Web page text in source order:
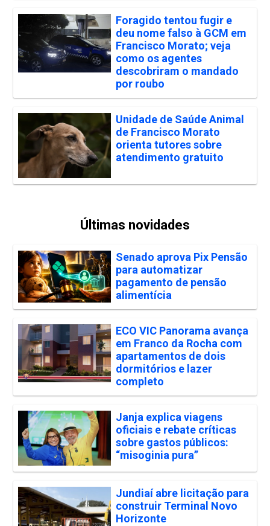
Foragido tentou fugir e
deu nome falso à GCM em
Francisco Morato; veja
como os agentes
descobriram o mandado
por roubo
Unidade de Saúde Animal
de Francisco Morato
orienta tutores sobre
atendimento gratuito
Últimas novidades
Senado aprova Pix Pensão
para automatizar
pagamento de pensão
alimentícia
ECO VIC Panorama avança
em Franco da Rocha com
apartamentos de dois
dormitórios e lazer
completo
Janja explica viagens
oficiais e rebate críticas
sobre gastos públicos:
“misoginia pura”
Jundiaí abre licitação para
construir Terminal Novo
Horizonte